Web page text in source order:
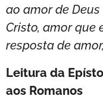
ao amor de
Cristo, amor que
resposta de
Leitura da
aos Romanos